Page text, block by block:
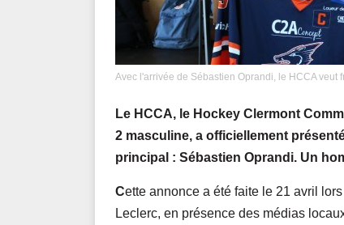
Avec l'arrivée de Sébastien Oprandi, le HCCA
Le HCCA, le Hockey Clermont
2 masculine, a officiellement
principal : Sébastien Oprandi. Un
Cette annonce a été faite le 21 avril
Leclerc, en présence des médias